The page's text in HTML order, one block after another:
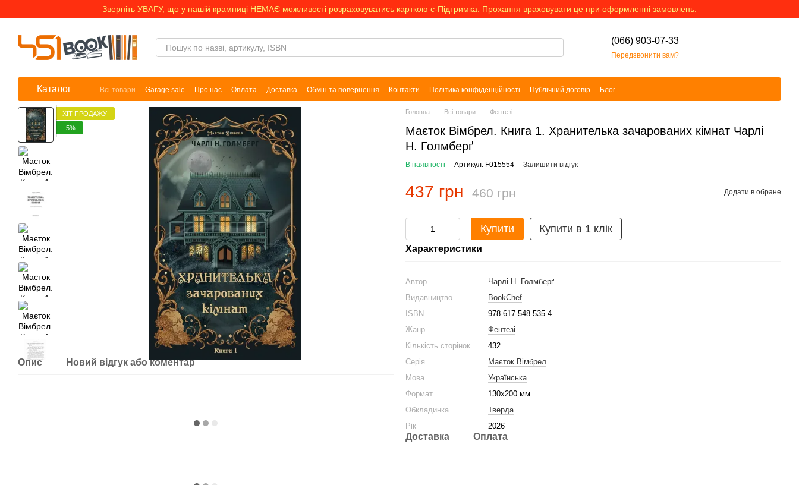
Перейти до основного контентуЗверніть УВАГУ, що у нашій крамниці НЕМАЄ можливості розраховуватись карткою є-Підтримка. Прохання враховувати це при оформленні замовлень.
(066) 903-07-33
Передзвонити вам?
Каталог Всі товари Garage sale Про нас Оплата Доставка Обмін та повернення Контакти Політика конфіденційності Публічний договір Блог
ХІТ ПРОДАЖУ
−5%
Опис Новий відгук або коментар
Головна Всі товари Фентезі
Маєток Вімбрел. Книга 1. Хранителька зачарованих кімнат Чарлі
Н. Голмберґ
В наявності Артикул: F015554 Залишити відгук
437 грн 460 грн Додати в обране
Купити Купити в 1 клік
Характеристики
Автор
Чарлі Н. Голмберґ
Видавництво
BookChef
ISBN
978-617-548-535-4
Жанр
Фентезі
Кількість сторінок
432
Серія
Маєток Вімбрел
Мова
Українська
Формат
130x200 мм
Обкладинка
Тверда
Рік
2026
Доставка Оплата